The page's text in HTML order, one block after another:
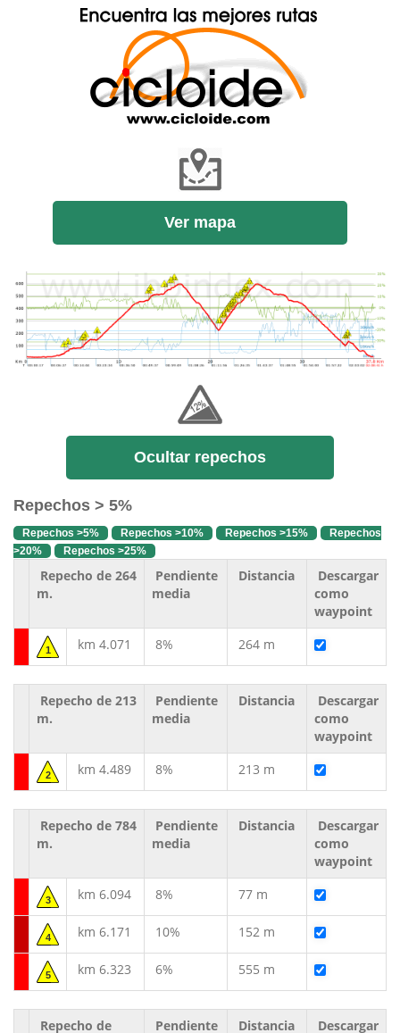
Ver mapa
Ocultar repechos
Repechos > 5%
Repechos >5% Repechos >10% Repechos >15%
Repechos
>20%
Repechos >25%
Repecho de 264
m.
Pendiente
media
Distancia
Descargar
como
waypoint
1 km 4.071 8% 264 m
Repecho de 213
m.
Pendiente
media
Distancia
Descargar
como
waypoint
2 km 4.489 8% 213 m
Repecho de 784
m.
Pendiente
media
Distancia
Descargar
como
waypoint
3 km 6.094 8% 77 m
4 km 6.171 10% 152 m
5 km 6.323 6% 555 m
Repecho de Pendiente Distancia Descargar